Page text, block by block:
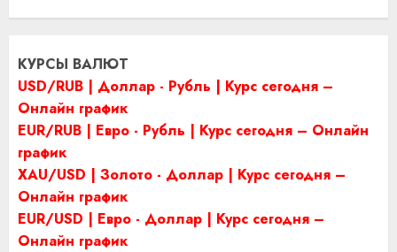
КУРСЫ ВАЛЮТ
USD/RUB | Доллар - Рубль | Курс сегодня –
Онлайн график
EUR/RUB | Евро - Рубль | Курс сегодня – Онлайн
график
XAU/USD | Золото - Доллар | Курс сегодня –
Онлайн график
EUR/USD | Евро - Доллар | Курс сегодня –
Онлайн график